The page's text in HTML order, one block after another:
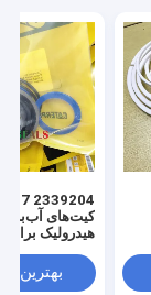
کیت‌های
هیدرولیک برای
بهترین